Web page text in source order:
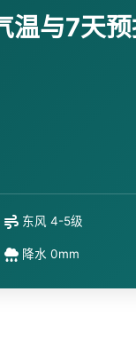
温与7天
东风 4-5级
降水 0mm